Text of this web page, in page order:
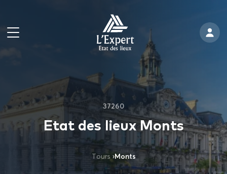
37260
Etat des lieux Monts
Tours ›Monts